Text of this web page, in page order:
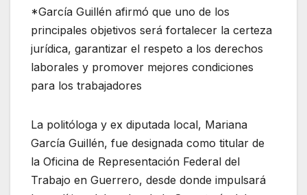
*García Guillén afirmó que uno de los
principales objetivos será fortalecer la certeza
jurídica, garantizar el respeto a los derechos
laborales y promover mejores condiciones
para los trabajadores
La politóloga y ex diputada local, Mariana
García Guillén, fue designada como titular de
la Oficina de Representación Federal del
Trabajo en Guerrero, desde donde impulsará